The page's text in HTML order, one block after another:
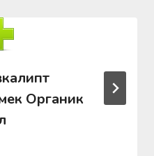
Органик